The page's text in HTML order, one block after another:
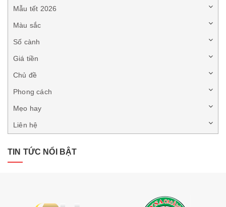
Mẫu tết 2026
Màu sắc
Số cành
Giá tiền
Chủ đề
Phong cách
Mẹo hay
Liên hệ
TIN TỨC NỔI BẬT